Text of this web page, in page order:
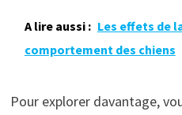
A lire aussi : Les effets de
comportement des chiens
Pour explorer davantage,